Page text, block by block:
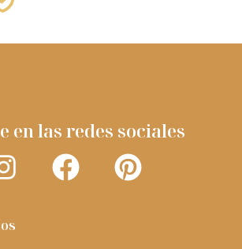
en las redes sociales